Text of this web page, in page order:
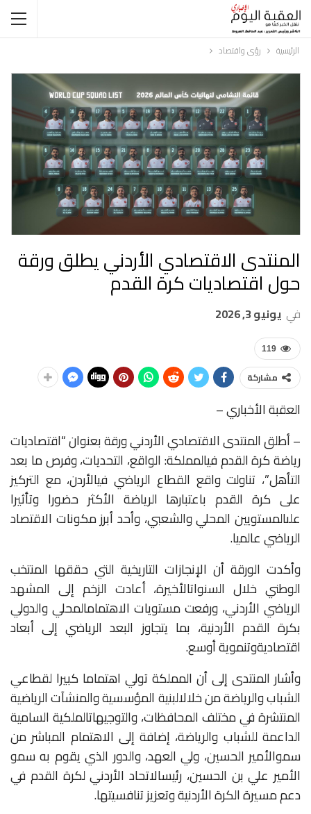
الرئيسية رؤى واقتصاد
ا‎لمنتدى الاقتصادي الأردني يطلق ورقة
حول اقتصاديات كرة القدم
في يونيو 3, 2026
119
مشاركة
العقبة الأخباري –
–أطلقالمنتدىالاقتصاديالأردنيورقةبعنوان“اقتصاديات
رياضةكرةالقدمفيالمملكة:الواقع، التحديات،وفرصما بعد
التأهل”، تناولت واقع القطاع الرياضي فيالأردن، مع التركيز
على كرة القدم باعتبارها الرياضة الأكثر حضورا وتأثيرا
علىالمستويين المحليوالشعبي، وأحدأبرزمكونات الاقتصاد
الرياضيعالميا.
وأكدت الورقة أن الإنجازات التاريخية التي حققها المنتخب
الوطني خلال السنواتالأخيرة، أعادت الزخم إلى المشهد
الرياضي الأردني، ورفعتمستويات الاهتمامالمحليوالدولي
بكرة القدم الأردنية، بما يتجاوز البعد الرياضي إلى أبعاد
اقتصاديةوتنمويةأوسع.
وأشار المنتدى إلىأن المملكةتولي اهتماما كبيرا لقطاعي
الشبابوالرياضةمنخلالالبنيةالمؤسسيةوالمنشآتالرياضية
المنتشرةفيمختلفالمحافظات،والتوجيهاتالملكيةالسامية
الداعمة للشباب والرياضة، إضافة إلى الاهتمام المباشر من
سموالأمير الحسين، ولي العهد، والدور الذييقوم بهسمو
الأمير علي بن الحسين، رئيسالاتحاد الأردني لكرة القدم في
دعممسيرةالكرةالأردنيةوتعزيزتنافسيتها.